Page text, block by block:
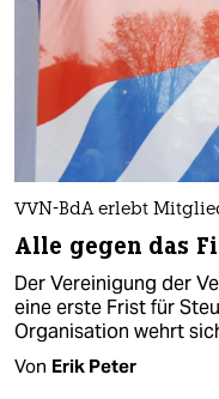
VVN-BdA erlebt
Alle gegen das
Der Vereinigung der
eine erste Frist für
Organisation wehrt
Von Erik Peter